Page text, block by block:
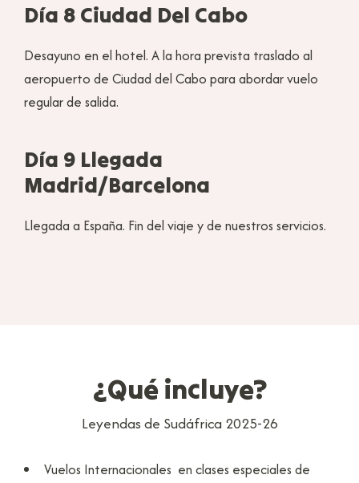
Día 8 Ciudad Del Cabo
Desayuno en el hotel. A la hora prevista traslado al
aeropuerto de Ciudad del Cabo para abordar vuelo
regular de salida.
Día 9 Llegada
Madrid/Barcelona
Llegada a España. Fin del viaje y de nuestros servicios.
¿Qué incluye?
Leyendas de Sudáfrica 2025-26
Vuelos Internacionales en clases especiales de